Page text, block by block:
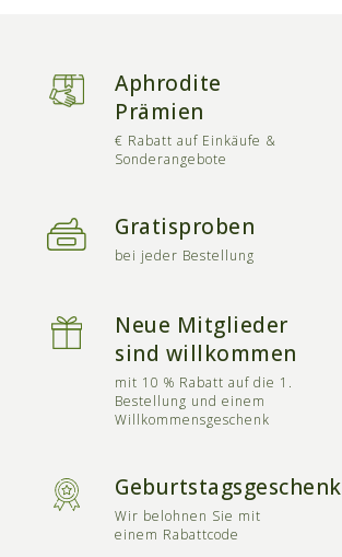
Aphrodite
Prämien
€ Rabatt auf Einkäufe &
Sonderangebote
Gratisproben
bei jeder Bestellung
Neue Mitglieder
sind willkommen
mit 10 % Rabatt auf die 1.
Bestellung und einem
Willkommensgeschenk
Geburtstagsgeschenk
Wir belohnen Sie mit
einem Rabattcode